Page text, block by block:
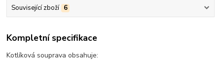
Související zboží 6
Kompletní specifikace
Kotlíková souprava obsahuje: